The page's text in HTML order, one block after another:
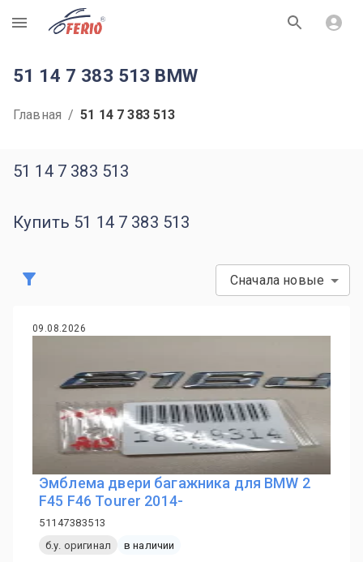
R
51 14 7 383 513 BMW
Главная / 51 14 7 383 513
51 14 7 383 513
Купить 51 14 7 383 513
Сначала новые
09.08.2026
Эмблема двери багажника для BMW 2
F45 F46 Tourer 2014-
51147383513
б.у. оригинал
в наличии